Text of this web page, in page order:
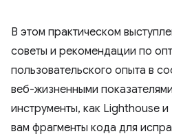
В этом практическом
советы и рекомендации по
пользовательского опыта в
веб-жизненными
инструменты, как Lighthouse
вам фрагменты кода для